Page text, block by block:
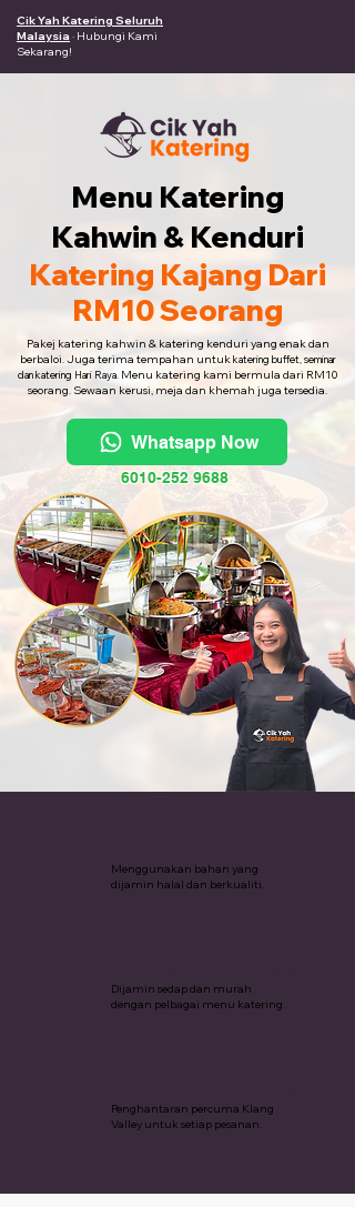
Cik Yah Katering Seluruh
Malaysia · Hubungi Kami
Sekarang!
Menu Katering
Kahwin & Kenduri
Katering Kajang Dari
RM10 Seorang
Pakej katering kahwin & katering kenduri yang enak dan
berbaloi. Juga terima tempahan untukkatering buffet, seminar
dan katering Hari Raya. Menu katering kami bermula dari RM10
seorang. Sewaan kerusi, meja dan khemah juga tersedia.
Whatsapp Now
6010-252 9688
Menggunakan bahan yang
dijamin halal dan berkualiti.
Dijamin sedap dan murah
dengan pelbagai menu katering.
Penghantaran percuma Klang
Valley untuk setiap pesanan.